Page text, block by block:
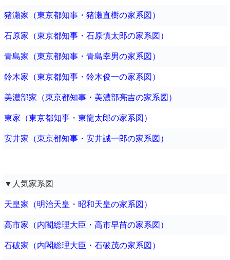
猪瀬家（東京都知事・猪瀬直樹の家系図）
石原家（東京都知事・石原慎太郎の家系図）
青島家（東京都知事・青島幸男の家系図）
鈴木家（東京都知事・鈴木俊一の家系図）
美濃部家（東京都知事・美濃部亮吉の家系図）
東家（東京都知事・東龍太郎の家系図）
安井家（東京都知事・安井誠一郎の家系図）
▼人気家系図
天皇家（明治天皇・昭和天皇の家系図）
高市家（内閣総理大臣・高市早苗の家系図）
石破家（内閣総理大臣・石破茂の家系図）